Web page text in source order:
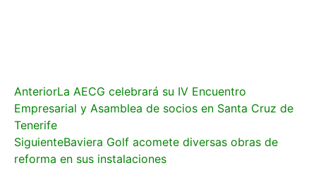
AnteriorLa AECG celebrará su IV Encuentro
Empresarial y Asamblea de socios en Santa Cruz de
Tenerife
SiguienteBaviera Golf acomete diversas obras de
reforma en sus instalaciones